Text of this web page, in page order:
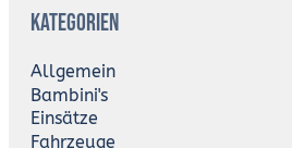
Kategorien
Allgemein
Bambini's
Einsätze
Fahrzeuge
c
v